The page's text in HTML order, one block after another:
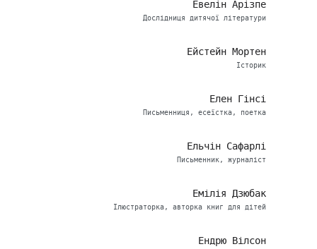
Евелін Арізпе
Дослідниця дитячої літератури
Ейстейн Мортен
Історик
Елен Гінсі
Письменниця, есеїстка, поетка
Ельчін Сафарлі
Письменник, журналіст
Емілія Дзюбак
Ілюстраторка, авторка книг для дітей
Ендрю Вілсон